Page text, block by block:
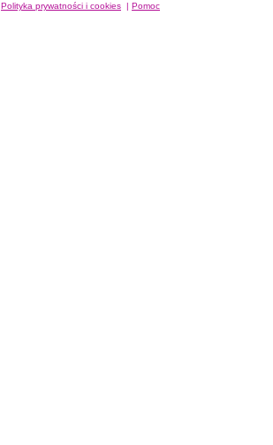
Polityka prywatności i cookies | Pomoc